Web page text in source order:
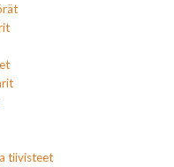
tiivisteet